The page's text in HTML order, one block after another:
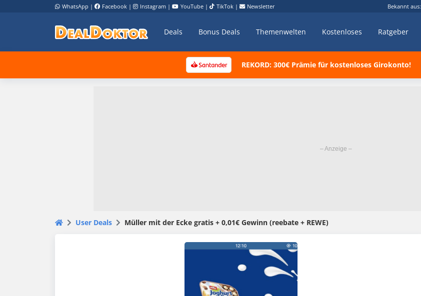
WhatsApp | Facebook | Instagram | YouTube | TikTok | Newsletter Bekannt aus:
Deals Bonus Deals Themenwelten Kostenloses Ratgeber
REKORD: 300€ Prämie für kostenloses Girokonto!
User Deals Müller mit der Ecke gratis + 0,01€ Gewinn (reebate + REWE)